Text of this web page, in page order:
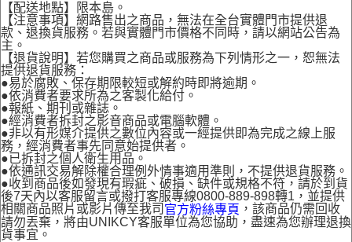
【配送地點】限本島。
【注意事項】網路售出之商品，無法在全台實體門市提供退
款、退換貨服務。若與實體門市價格不同時，請以網站公告為
主。
【退貨說明】若您購買之商品或服務為下列情形之一，恕無法
提供退貨服務：
●易於腐敗、保存期限較短或解約時即將逾期。
●依消費者要求所為之客製化給付。
●報紙、期刊或雜誌。
●經消費者拆封之影音商品或電腦軟體。
●非以有形媒介提供之數位內容或一經提供即為完成之線上服
務，經消費者事先同意始提供者。
●已拆封之個人衛生用品。
●依通訊交易解除權合理例外情事適用準則，不提供退貨服務。
●收到商品後如發現有瑕疵、破損、缺件或規格不符，請於到貨
後7天內以客服留言或撥打客服專線0800-889-898轉1，並提供
相關商品照片或影片傳至我司 官方粉絲專頁 ，該商品仍需回收
請勿丟棄，將由UNIKCY客服單位為您協助，盡速為您辦理退換
貨事宜。